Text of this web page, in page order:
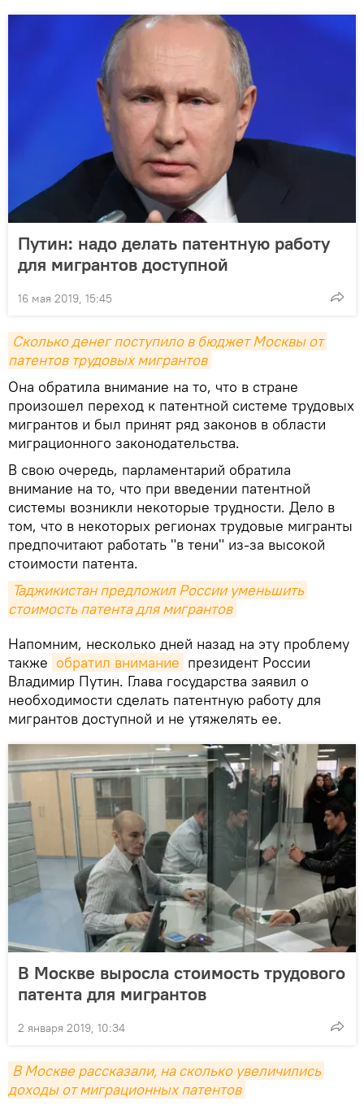
Путин: надо делать патентную работу
для мигрантов доступной
16 мая 2019, 15:45
Сколько денег поступило в бюджет Москвы от
патентов трудовых мигрантов
Она обратила внимание на то, что в стране
произошел переход к патентной системе трудовых
мигрантов и был принят ряд законов в области
миграционного законодательства.
В свою очередь, парламентарий обратила
внимание на то, что при введении патентной
системы возникли некоторые трудности. Дело в
том, что в некоторых регионах трудовые мигранты
предпочитают работать "в тени" из-за высокой
стоимости патента.
Таджикистан предложил России уменьшить
стоимость патента для мигрантов
Напомним, несколько дней назад на эту проблему
также обратил внимание президент России
Владимир Путин. Глава государства заявил о
необходимости сделать патентную работу для
мигрантов доступной и не утяжелять ее.
В Москве выросла стоимость трудового
патента для мигрантов
2 января 2019, 10:34
В Москве рассказали, на сколько увеличились
доходы от миграционных патентов